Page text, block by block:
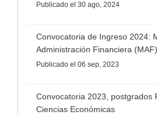
Publicado el 30 ago, 2024
Convocatoria de Ingreso 2024:
Administración Financiera (MAF)
Publicado el 06 sep, 2023
Convocatoria 2023, postgrados
Ciencias Económicas